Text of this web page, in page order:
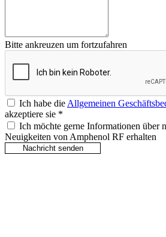
Bitte ankreuzen um fortzufahren
Ich habe dieAllgemeinen
akzeptiere sie *
Ich möchte gerne Informationen über
Neuigkeiten von Amphenol RF erhalten